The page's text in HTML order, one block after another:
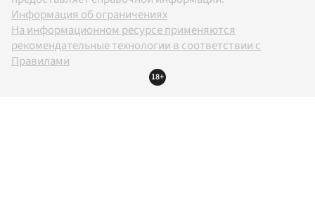
Информация об ограничениях
На информационном ресурсе применяются
рекомендательные технологии в соответствии с
Правилами
18+